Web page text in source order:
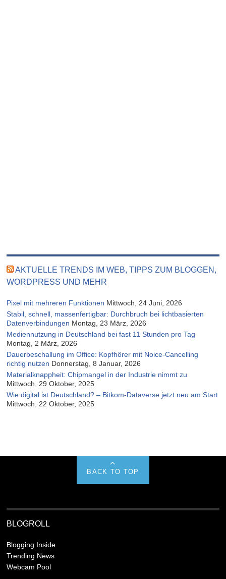
AKTUELLE TRENDS IM WEB, TIPPS ZUM BLOGGEN,
WORDPRESS UND MEHR
Pixel mit mehreren Funktionen Mittwoch, 24 Juni, 2026
Stabil, schnell, massenfertigbar: Durchbruch bei lichtbasierten
Datenverbindungen Montag, 23 März, 2026
Mediennutzung in Deutschland bei fast 11 Stunden pro Tag
Montag, 2 März, 2026
Dauerbeschallung im Office: Kopfhörer mit Noice-Cancelling
richtig nutzen Donnerstag, 8 Januar, 2026
Materialknappheit: Chipmangel in der Industrie nimmt zu
Mittwoch, 29 Oktober, 2025
Wie digital ist Deutschland? – Bitkom-Dataverse jetzt neu am Start
Mittwoch, 22 Oktober, 2025
BACK TO TOP
BLOGROLL
Blogging Inside
Trending News
Webcam Pool